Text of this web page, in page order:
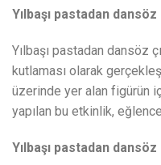
Yılbaşı pastadan
Yılbaşı pastadan dansöz
kutlaması olarak
üzerinde yer alan figürün
yapılan bu etkinlik,
Yılbaşı pastadan dansöz